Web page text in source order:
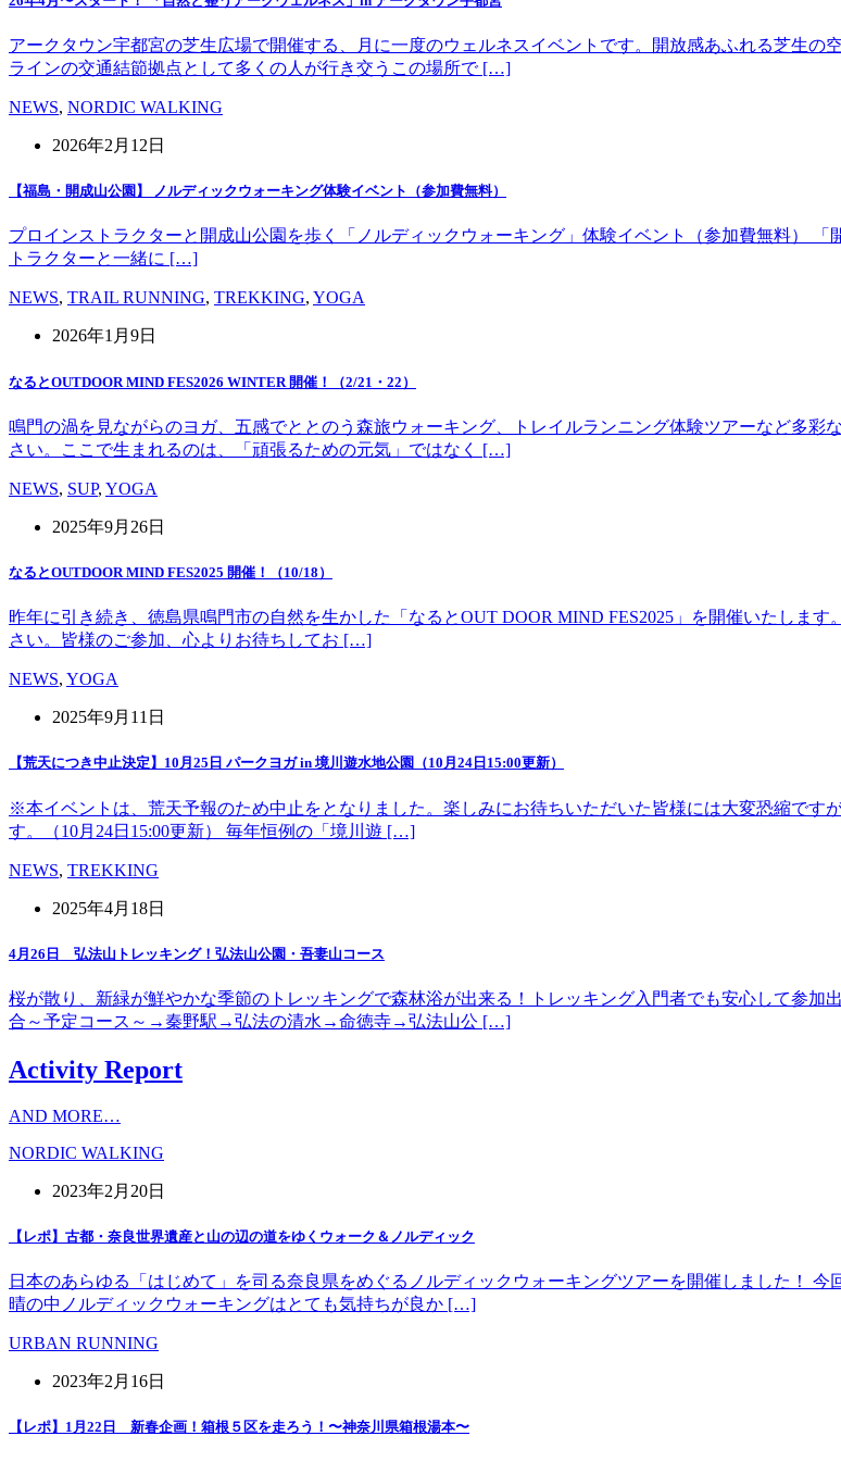
アークタウン宇都宮の芝生広場で開催する、月に一度のウェルネスイベントです。開放感あふれる芝生
ラインの交通結節拠点として多くの人が行き交うこの場所で […]
NEWS, NORDIC WALKING
2026年2月12日
【福島・開成山公園】 ノルディックウォーキング体験イベント（参加費無料）
プロインストラクターと開成山公園を歩く「ノルディックウォーキング」体験イベント（参加費無料） 「
トラクターと一緒に […]
NEWS, TRAIL RUNNING, TREKKING, YOGA
2026年1月9日
なるとOUTDOOR MIND FES2026 WINTER 開催！（2/21・22）
鳴門の渦を見ながらのヨガ、五感でととのう森旅ウォーキング、トレイルランニング体験ツアーなど多
さい。ここで生まれるのは、「頑張るための元気」ではなく […]
NEWS, SUP, YOGA
2025年9月26日
なるとOUTDOOR MIND FES2025 開催！（10/18）
昨年に引き続き、徳島県鳴門市の自然を生かした「なるとOUT DOOR MIND FES2025」を開催いたしま
さい。皆様のご参加、心よりお待ちしてお […]
NEWS, YOGA
2025年9月11日
【荒天につき中止決定】10月25日 パークヨガ in 境川遊水地公園（10月24日15:00更新）
※本イベントは、荒天予報のため中止をとなりました。楽しみにお待ちいただいた皆様には大変恐縮です
す。（10月24日15:00更新） 毎年恒例の「境川遊 […]
NEWS, TREKKING
2025年4月18日
4月26日 弘法山トレッキング！弘法山公園・吾妻山コース
桜が散り、新緑が鮮やかな季節のトレッキングで森林浴が出来る！トレッキング入門者でも安心して参
合～予定コース～→秦野駅→弘法の清水→命徳寺→弘法山公 […]
Activity Report
AND MORE…
NORDIC WALKING
2023年2月20日
【レポ】古都・奈良世界遺産と山の辺の道をゆくウォーク＆ノルディック
日本のあらゆる「はじめて」を司る奈良県をめぐるノルディックウォーキングツアーを開催しました！
晴の中ノルディックウォーキングはとても気持ちが良か […]
URBAN RUNNING
2023年2月16日
【レポ】1月22日 新春企画！箱根５区を走ろう！〜神奈川県箱根湯本〜